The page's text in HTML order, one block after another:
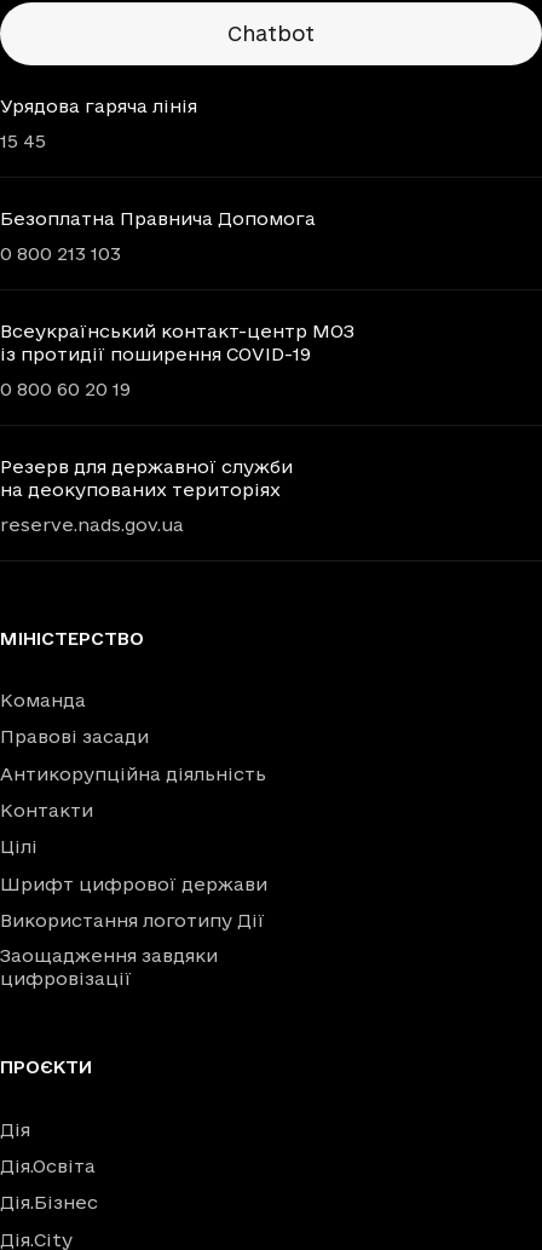
Chatbots
Chatbot
Урядова гаряча лінія
15 45
Безоплатна Правнича Допомога
0 800 213 103
Всеукраїнський контакт-центр МОЗ
із протидії поширення COVID-19
0 800 60 20 19
Резерв для державної служби
на деокупованих територіях
reserve.nads.gov.ua
МІНІСТЕРСТВО
Команда
Правові засади
Антикорупційна діяльність
Контакти
Цілі
Шрифт цифрової держави
Використання логотипу Дії
Заощадження завдяки
цифровізації
ПРОЄКТИ
Дія
Дія.Освіта
Дія.Бізнес
Дія.City